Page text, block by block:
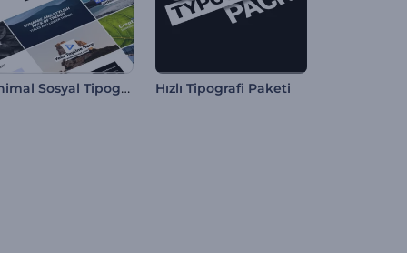
Minimal Sosyal Tipografi Hızlı Tipografi Paketi